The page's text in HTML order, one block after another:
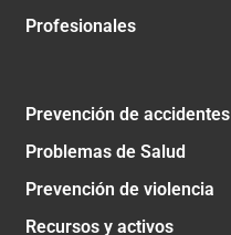
Profesionales
Prevención de accidentes
Problemas de Salud
Prevención de violencia
Recursos y activos